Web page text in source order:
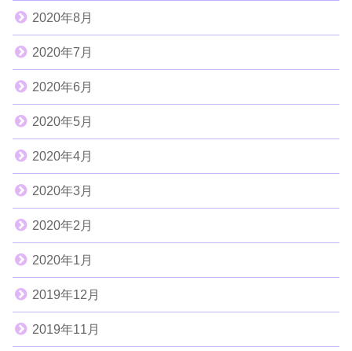
2020年8月
2020年7月
2020年6月
2020年5月
2020年4月
2020年3月
2020年2月
2020年1月
2019年12月
2019年11月